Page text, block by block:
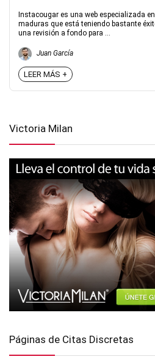
Instacougar es una web especializada
maduras que está teniendo bastante
una revisión a fondo para ...
Juan García
LEER MÁS +
Victoria Milan
Páginas de Citas Discretas